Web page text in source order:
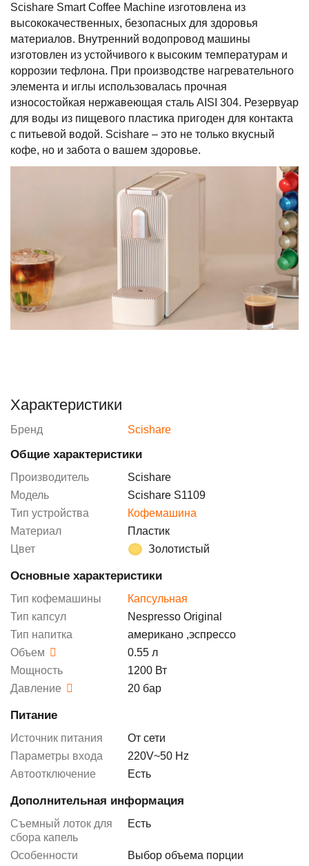
Scishare Smart Coffee Machine изготовлена из
высококачественных, безопасных для здоровья
материалов. Внутренний водопровод машины
изготовлен из устойчивого к высоким температурам и
коррозии тефлона. При производстве нагревательного
элемента и иглы использовалась прочная
износостойкая нержавеющая сталь AISI 304. Резервуар
для воды из пищевого пластика пригоден для контакта
с питьевой водой. Scishare – это не только вкусный
кофе, но и забота о вашем здоровье.
Характеристики
Бренд Scishare
Общие характеристики
Производитель
Scishare
Модель
Scishare S1109
Тип устройства
Кофемашина
Материал
Пластик
Цвет
Золотистый
Основные характеристики
Тип кофемашины
Капсульная
Тип капсул
Nespresso Original
Тип напитка
американо ,эспрессо
Объем
0.55 л
Мощность
1200 Вт
Давление
20 бар
Питание
Источник питания
От сети
Параметры входа
220V~50 Hz
Автоотключение
Есть
Дополнительная информация
Съемный лоток для
сбора капель
Есть
Особенности
Выбор объема порции